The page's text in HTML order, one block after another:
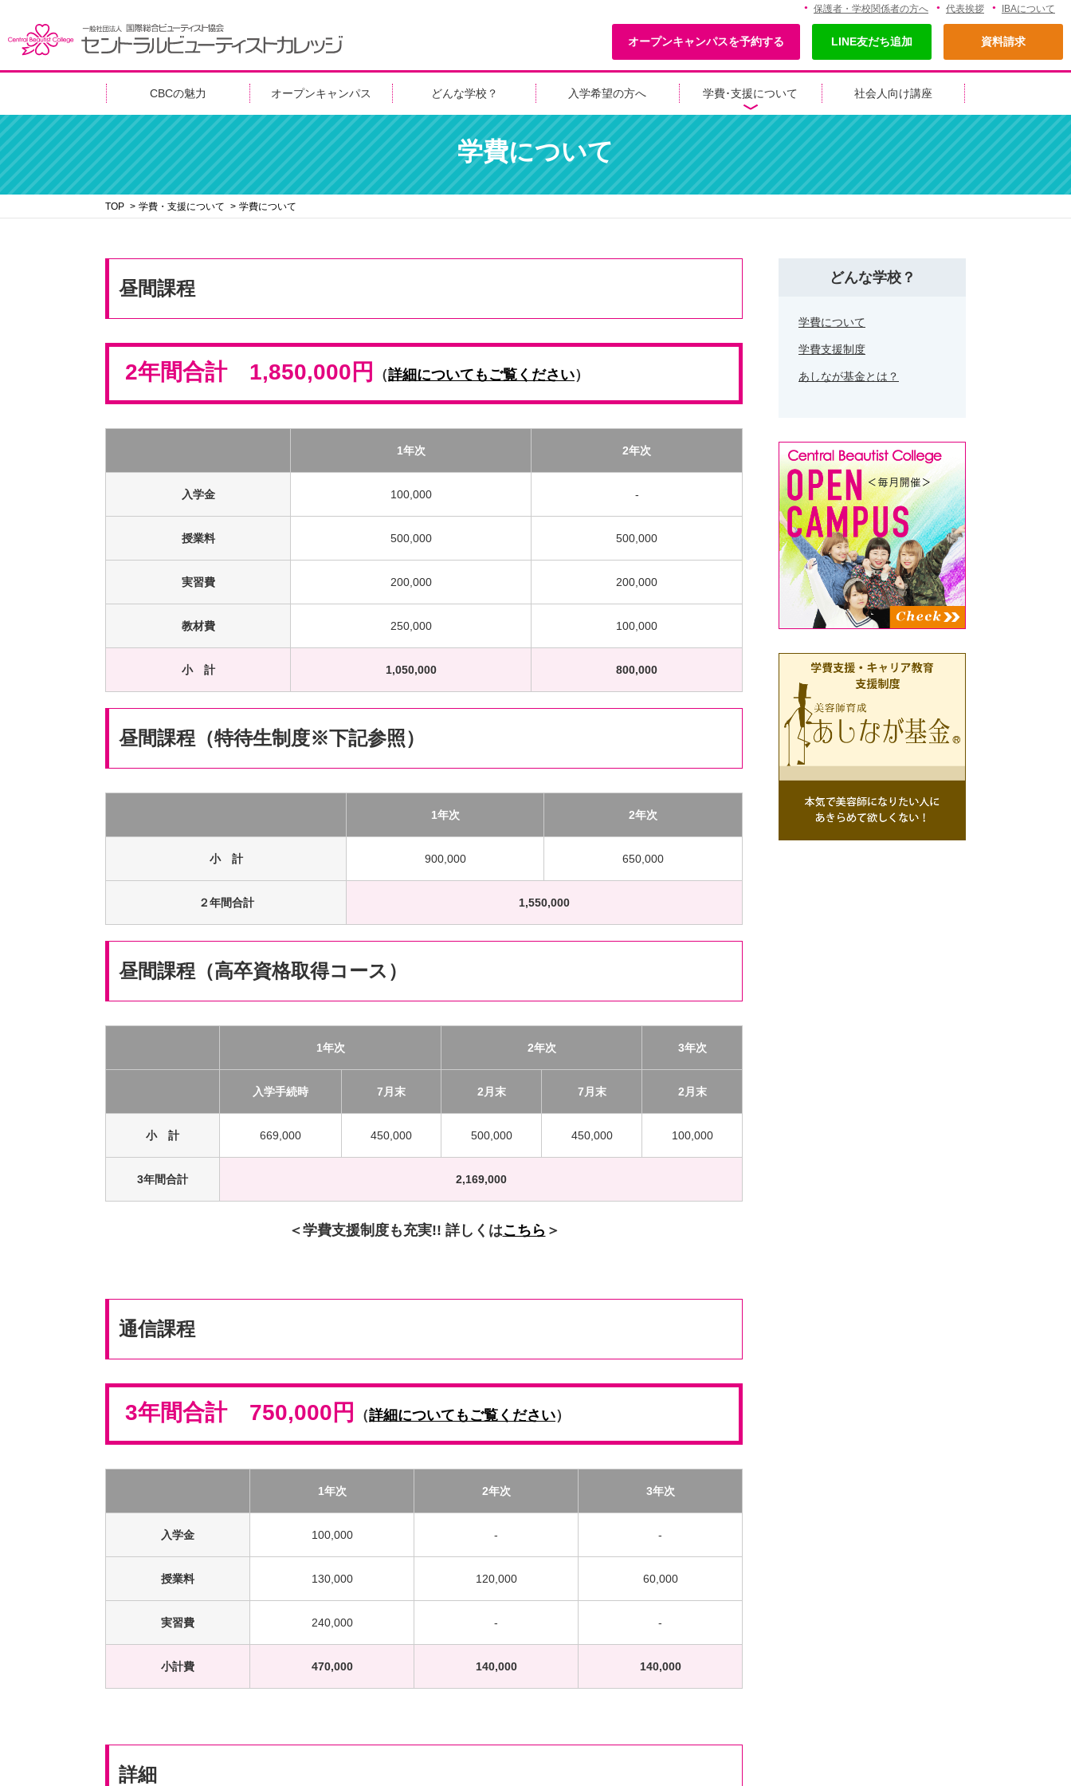
保護者・学校関係者の方へ 代表挨拶 IBAについて
オープンキャンパスを予約する LINE友だち追加 資料請求
CBCの魅力 オープンキャンパス どんな学校？ 入学希望の方へ 学費･支援について 社会人向け講座
学費について
TOP 学費・支援について 学費について
昼間課程
2年間合計 1,850,000円 （詳細についてもご覧ください）
1年次 2年次
入学金 100,000 -
授業料 500,000 500,000
実習費 200,000 200,000
教材費 250,000 100,000
小 計 1,050,000 800,000
昼間課程（特待生制度※下記参照）
1年次 2年次
小 計 900,000 650,000
２年間合計 1,550,000
昼間課程（高卒資格取得コース）
1年次 2年次 3年次
入学手続時 7月末 2月末 7月末 2月末
小 計 669,000 450,000 500,000 450,000 100,000
3年間合計 2,169,000
＜学費支援制度も充実!! 詳しくはこちら ＞
通信課程
3年間合計 750,000円 （詳細についてもご覧ください）
1年次 2年次 3年次
入学金 100,000 - -
授業料 130,000 120,000 60,000
実習費 240,000 - -
小計費 470,000 140,000 140,000
詳細
どんな学校？
学費について
学費支援制度
あしなが基金とは？